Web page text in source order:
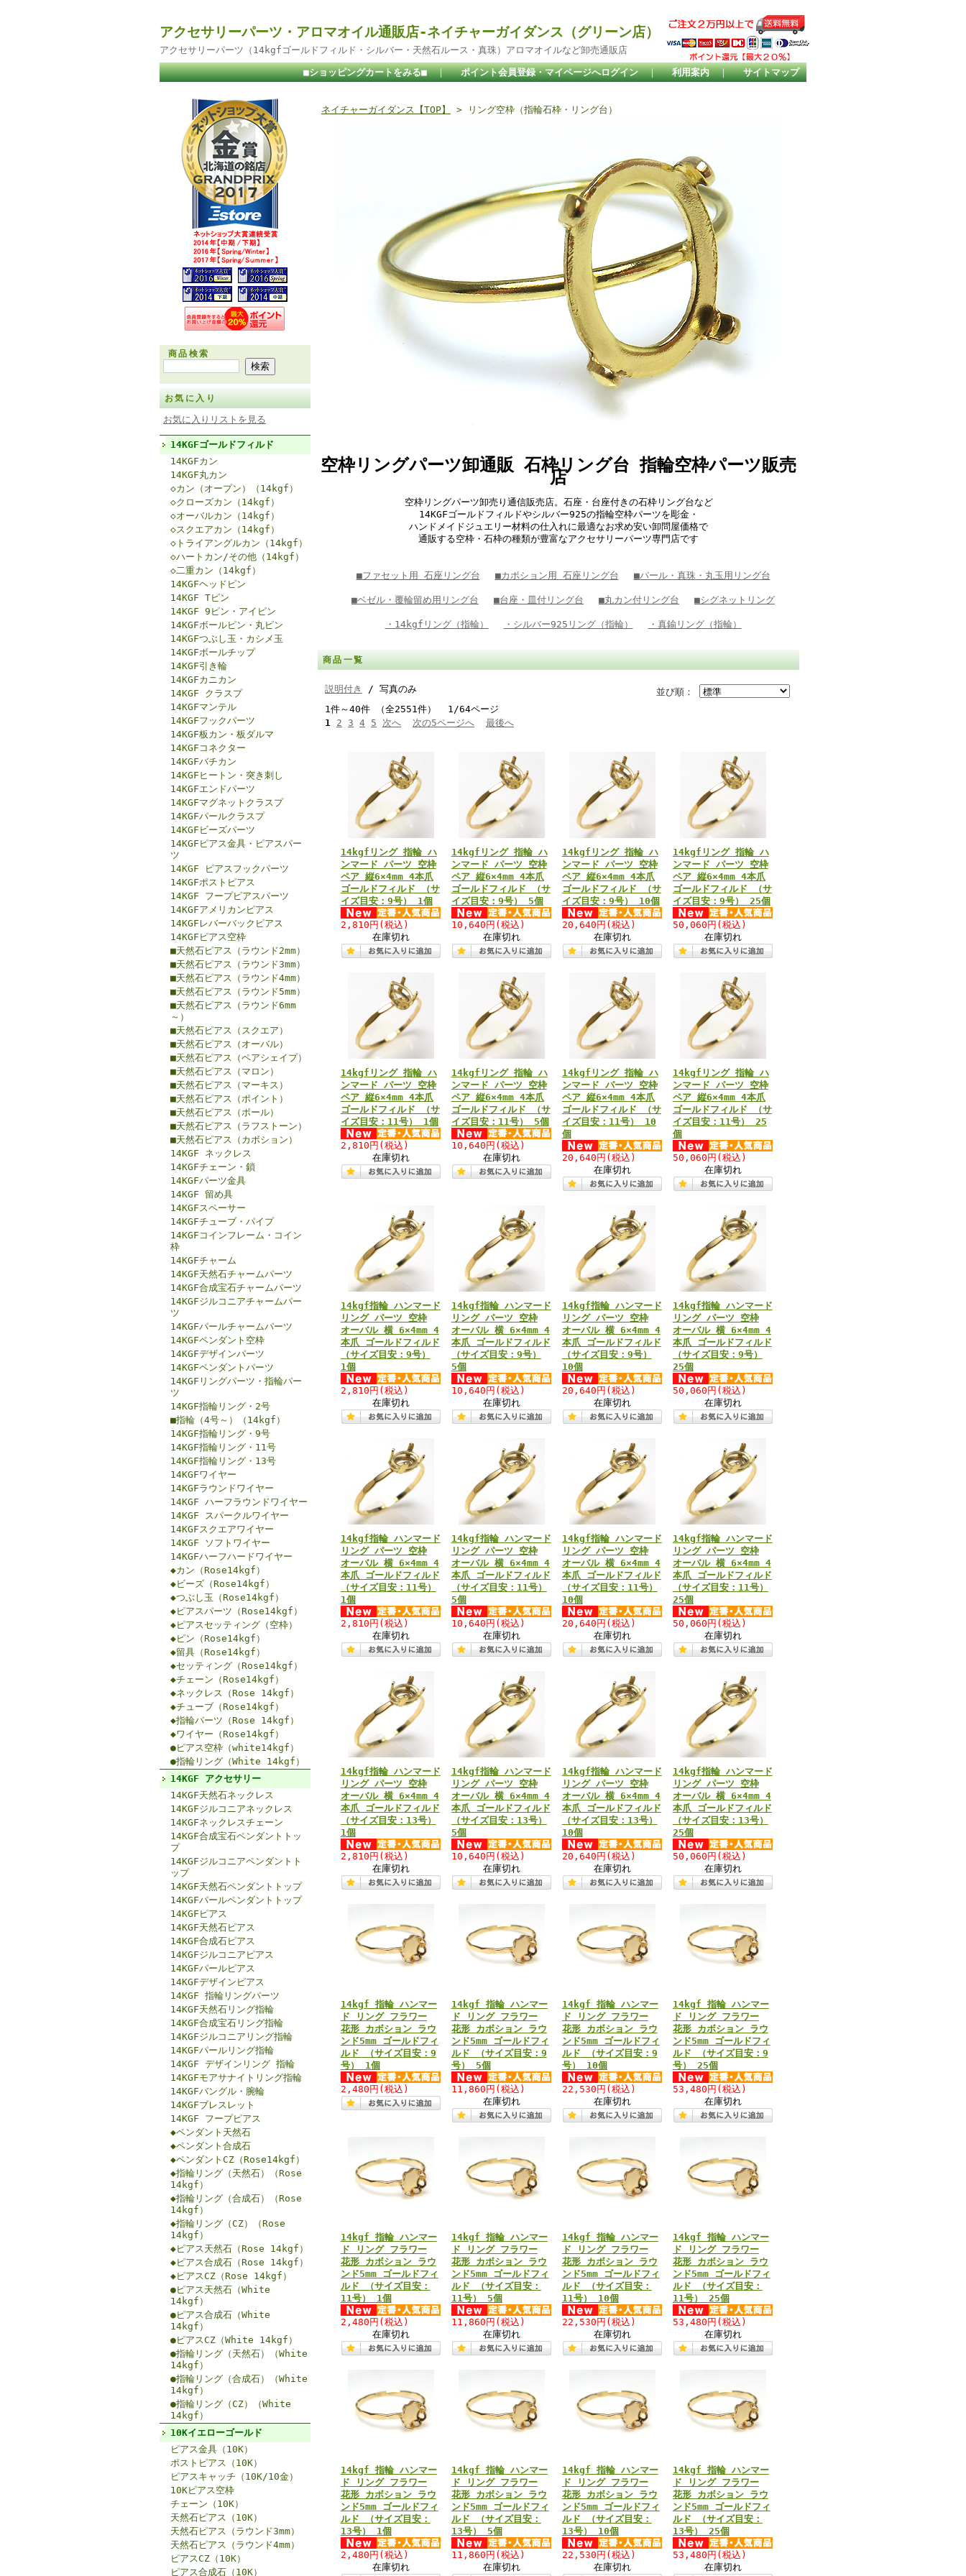
アクセサリーパーツ・アロマオイル通販店-ネイチャーガイダンス（グリーン店）
アクセサリーパーツ（14kgfゴールドフィルド・シルバー・天然石ルース・真珠）アロマオイルなど卸売通販店
■ショッピングカートをみる■ ｜ ポイント会員登録・マイページへログイン ｜ 利用案内 ｜ サイトマップ
商品検索
お気に入り
お気に入りリストを見る
14KGFゴールドフィルド
14KGFカン
14KGF丸カン
◇カン（オープン）（14kgf）
◇クローズカン（14kgf）
◇オーバルカン（14kgf）
◇スクエアカン（14kgf）
◇トライアングルカン（14kgf）
◇ハートカン/その他（14kgf）
◇二重カン（14kgf）
14KGFヘッドピン
14KGF Tピン
14KGF 9ピン・アイピン
14KGFボールピン・丸ピン
14KGFつぶし玉・カシメ玉
14KGFボールチップ
14KGF引き輪
14KGFカニカン
14KGF クラスプ
14KGFマンテル
14KGFフックパーツ
14KGF板カン・板ダルマ
14KGFコネクター
14KGFバチカン
14KGFヒートン・突き刺し
14KGFエンドパーツ
14KGFマグネットクラスプ
14KGFパールクラスプ
14KGFビーズパーツ
14KGFピアス金具・ピアスパー
ツ
14KGF ピアスフックパーツ
14KGFポストピアス
14KGF フープピアスパーツ
14KGFアメリカンピアス
14KGFレバーバックピアス
14KGFピアス空枠
■天然石ピアス（ラウンド2mm）
■天然石ピアス（ラウンド3mm）
■天然石ピアス（ラウンド4mm）
■天然石ピアス（ラウンド5mm）
■天然石ピアス（ラウンド6mm
～）
■天然石ピアス（スクエア）
■天然石ピアス（オーバル）
■天然石ピアス（ペアシェイプ）
■天然石ピアス（マロン）
■天然石ピアス（マーキス）
■天然石ピアス（ポイント）
■天然石ピアス（ボール）
■天然石ピアス（ラフストーン）
■天然石ピアス（カボション）
14KGF ネックレス
14KGFチェーン・鎖
14KGFパーツ金具
14KGF 留め具
14KGFスペーサー
14KGFチューブ・パイプ
14KGFコインフレーム・コイン
枠
14KGFチャーム
14KGF天然石チャームパーツ
14KGF合成宝石チャームパーツ
14KGFジルコニアチャームパー
ツ
14KGFパールチャームパーツ
14KGFペンダント空枠
14KGFデザインパーツ
14KGFペンダントパーツ
14KGFリングパーツ・指輪パー
ツ
14KGF指輪リング・2号
■指輪（4号～）（14kgf）
14KGF指輪リング・9号
14KGF指輪リング・11号
14KGF指輪リング・13号
14KGFワイヤー
14KGFラウンドワイヤー
14KGF ハーフラウンドワイヤー
14KGF スパークルワイヤー
14KGFスクエアワイヤー
14KGF ソフトワイヤー
14KGFハーフハードワイヤー
◆カン（Rose14kgf）
◆ビーズ（Rose14kgf）
◆つぶし玉（Rose14kgf）
◆ピアスパーツ（Rose14kgf）
◆ピアスセッティング（空枠）
◆ピン（Rose14kgf）
◆留具（Rose14kgf）
◆セッティング（Rose14kgf）
◆チェーン（Rose14kgf）
◆ネックレス（Rose 14kgf）
◆チューブ（Rose14kgf）
◆指輪パーツ（Rose 14kgf）
◆ワイヤー（Rose14kgf）
●ピアス空枠（white14kgf）
●指輪リング（White 14kgf）
14KGF アクセサリー
14KGF天然石ネックレス
14KGFジルコニアネックレス
14KGFネックレスチェーン
14KGF合成宝石ペンダントトッ
プ
14KGFジルコニアペンダントト
ップ
14KGF天然石ペンダントトップ
14KGFパールペンダントトップ
14KGFピアス
14KGF天然石ピアス
14KGF合成石ピアス
14KGFジルコニアピアス
14KGFパールピアス
14KGFデザインピアス
14KGF 指輪リングパーツ
14KGF天然石リング指輪
14KGF合成宝石リング指輪
14KGFジルコニアリング指輪
14KGFパールリング指輪
14KGF デザインリング 指輪
14KGFモアサナイトリング指輪
14KGFバングル・腕輪
14KGFブレスレット
14KGF フープピアス
◆ペンダント天然石
◆ペンダント合成石
◆ペンダントCZ（Rose14kgf）
◆指輪リング（天然石）（Rose
14kgf）
◆指輪リング（合成石）（Rose
14kgf）
◆指輪リング（CZ）（Rose
14kgf）
◆ピアス天然石（Rose 14kgf）
◆ピアス合成石（Rose 14kgf）
◆ピアスCZ（Rose 14kgf）
●ピアス天然石（White
14kgf）
●ピアス合成石（White
14kgf）
●ピアスCZ（White 14kgf）
●指輪リング（天然石）（White
14kgf）
●指輪リング（合成石）（White
14kgf）
●指輪リング（CZ）（White
14kgf）
10Kイエローゴールド
ピアス金具（10K）
ポストピアス（10K）
ピアスキャッチ（10K/10金）
10Kピアス空枠
チェーン（10K）
天然石ピアス（10K）
天然石ピアス（ラウンド3mm）
天然石ピアス（ラウンド4mm）
ピアスCZ（10K）
ピアス合成石（10K）
ネイチャーガイダンス【TOP】 > リング空枠（指輪石枠・リング台）
空枠リングパーツ卸通販 石枠リング台 指輪空枠パーツ販売
店
空枠リングパーツ卸売り通信販売店。石座・台座付きの石枠リング台など
14KGFゴールドフィルドやシルバー925の指輪空枠パーツを彫金・
ハンドメイドジュエリー材料の仕入れに最適なお求め安い卸問屋価格で
通販する空枠・石枠の種類が豊富なアクセサリーパーツ専門店です
■ファセット用 石座リング台 ■カボション用 石座リング台 ■パール・真珠・丸玉用リング台
■ベゼル・覆輪留め用リング台 ■台座・皿付リング台 ■丸カン付リング台 ■シグネットリング
・14kgfリング（指輪） ・シルバー925リング（指輪） ・真鍮リング（指輪）
商品一覧
並び順：
説明付き
/ 写真のみ
1件～40件 （全2551件） 1/64ページ
1 2 3 4 5 次へ 次の5ページへ 最後へ
14kgfリング 指輪 ハ
ンマード パーツ 空枠
ペア 縦6×4mm 4本爪
ゴールドフィルド （サ
イズ目安：9号） 1個
2,810円 (税込)
在庫切れ
14kgfリング 指輪 ハ
ンマード パーツ 空枠
ペア 縦6×4mm 4本爪
ゴールドフィルド （サ
イズ目安：9号） 5個
10,640円 (税込)
在庫切れ
14kgfリング 指輪 ハ
ンマード パーツ 空枠
ペア 縦6×4mm 4本爪
ゴールドフィルド （サ
イズ目安：9号） 10個
20,640円 (税込)
在庫切れ
14kgfリング 指輪 ハ
ンマード パーツ 空枠
ペア 縦6×4mm 4本爪
ゴールドフィルド （サ
イズ目安：9号） 25個
50,060円 (税込)
在庫切れ
14kgfリング 指輪 ハ
ンマード パーツ 空枠
ペア 縦6×4mm 4本爪
ゴールドフィルド （サ
イズ目安：11号） 1個
2,810円 (税込)
在庫切れ
14kgfリング 指輪 ハ
ンマード パーツ 空枠
ペア 縦6×4mm 4本爪
ゴールドフィルド （サ
イズ目安：11号） 5個
10,640円 (税込)
在庫切れ
14kgfリング 指輪 ハ
ンマード パーツ 空枠
ペア 縦6×4mm 4本爪
ゴールドフィルド （サ
イズ目安：11号） 10
個
20,640円 (税込)
在庫切れ
14kgfリング 指輪 ハ
ンマード パーツ 空枠
ペア 縦6×4mm 4本爪
ゴールドフィルド （サ
イズ目安：11号） 25
個
50,060円 (税込)
在庫切れ
14kgf指輪 ハンマード
リング パーツ 空枠
オーバル 横 6×4mm 4
本爪 ゴールドフィルド
（サイズ目安：9号）
1個
2,810円 (税込)
在庫切れ
14kgf指輪 ハンマード
リング パーツ 空枠
オーバル 横 6×4mm 4
本爪 ゴールドフィルド
（サイズ目安：9号）
5個
10,640円 (税込)
在庫切れ
14kgf指輪 ハンマード
リング パーツ 空枠
オーバル 横 6×4mm 4
本爪 ゴールドフィルド
（サイズ目安：9号）
10個
20,640円 (税込)
在庫切れ
14kgf指輪 ハンマード
リング パーツ 空枠
オーバル 横 6×4mm 4
本爪 ゴールドフィルド
（サイズ目安：9号）
25個
50,060円 (税込)
在庫切れ
14kgf指輪 ハンマード
リング パーツ 空枠
オーバル 横 6×4mm 4
本爪 ゴールドフィルド
（サイズ目安：11号）
1個
2,810円 (税込)
在庫切れ
14kgf指輪 ハンマード
リング パーツ 空枠
オーバル 横 6×4mm 4
本爪 ゴールドフィルド
（サイズ目安：11号）
5個
10,640円 (税込)
在庫切れ
14kgf指輪 ハンマード
リング パーツ 空枠
オーバル 横 6×4mm 4
本爪 ゴールドフィルド
（サイズ目安：11号）
10個
20,640円 (税込)
在庫切れ
14kgf指輪 ハンマード
リング パーツ 空枠
オーバル 横 6×4mm 4
本爪 ゴールドフィルド
（サイズ目安：11号）
25個
50,060円 (税込)
在庫切れ
14kgf指輪 ハンマード
リング パーツ 空枠
オーバル 横 6×4mm 4
本爪 ゴールドフィルド
（サイズ目安：13号）
1個
2,810円 (税込)
在庫切れ
14kgf指輪 ハンマード
リング パーツ 空枠
オーバル 横 6×4mm 4
本爪 ゴールドフィルド
（サイズ目安：13号）
5個
10,640円 (税込)
在庫切れ
14kgf指輪 ハンマード
リング パーツ 空枠
オーバル 横 6×4mm 4
本爪 ゴールドフィルド
（サイズ目安：13号）
10個
20,640円 (税込)
在庫切れ
14kgf指輪 ハンマード
リング パーツ 空枠
オーバル 横 6×4mm 4
本爪 ゴールドフィルド
（サイズ目安：13号）
25個
50,060円 (税込)
在庫切れ
14kgf 指輪 ハンマー
ド リング フラワー
花形 カボション ラウ
ンド5mm ゴールドフィ
ルド （サイズ目安：9
号） 1個
2,480円 (税込)
14kgf 指輪 ハンマー
ド リング フラワー
花形 カボション ラウ
ンド5mm ゴールドフィ
ルド （サイズ目安：9
号） 5個
11,860円 (税込)
在庫切れ
14kgf 指輪 ハンマー
ド リング フラワー
花形 カボション ラウ
ンド5mm ゴールドフィ
ルド （サイズ目安：9
号） 10個
22,530円 (税込)
在庫切れ
14kgf 指輪 ハンマー
ド リング フラワー
花形 カボション ラウ
ンド5mm ゴールドフィ
ルド （サイズ目安：9
号） 25個
53,480円 (税込)
在庫切れ
14kgf 指輪 ハンマー
ド リング フラワー
花形 カボション ラウ
ンド5mm ゴールドフィ
ルド （サイズ目安：
11号） 1個
2,480円 (税込)
在庫切れ
14kgf 指輪 ハンマー
ド リング フラワー
花形 カボション ラウ
ンド5mm ゴールドフィ
ルド （サイズ目安：
11号） 5個
11,860円 (税込)
在庫切れ
14kgf 指輪 ハンマー
ド リング フラワー
花形 カボション ラウ
ンド5mm ゴールドフィ
ルド （サイズ目安：
11号） 10個
22,530円 (税込)
在庫切れ
14kgf 指輪 ハンマー
ド リング フラワー
花形 カボション ラウ
ンド5mm ゴールドフィ
ルド （サイズ目安：
11号） 25個
53,480円 (税込)
在庫切れ
14kgf 指輪 ハンマー
ド リング フラワー
花形 カボション ラウ
ンド5mm ゴールドフィ
ルド （サイズ目安：
13号） 1個
2,480円 (税込)
在庫切れ
14kgf 指輪 ハンマー
ド リング フラワー
花形 カボション ラウ
ンド5mm ゴールドフィ
ルド （サイズ目安：
13号） 5個
11,860円 (税込)
在庫切れ
14kgf 指輪 ハンマー
ド リング フラワー
花形 カボション ラウ
ンド5mm ゴールドフィ
ルド （サイズ目安：
13号） 10個
22,530円 (税込)
在庫切れ
14kgf 指輪 ハンマー
ド リング フラワー
花形 カボション ラウ
ンド5mm ゴールドフィ
ルド （サイズ目安：
13号） 25個
53,480円 (税込)
在庫切れ